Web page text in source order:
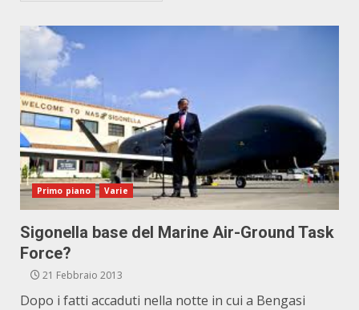
Primo piano Varie
Sigonella base del Marine Air-Ground Task
Force?
21 Febbraio 2013
Dopo i fatti accaduti nella notte in cui a Bengasi